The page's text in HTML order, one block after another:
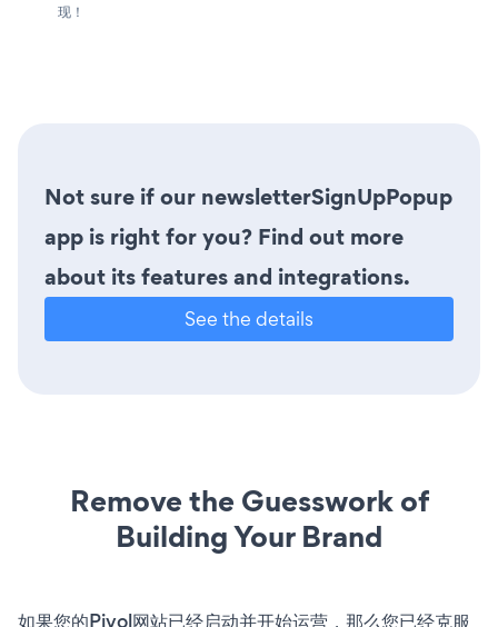
现！
Not sure if our newsletterSignUpPopup
app is right for you? Find out more
about its features and integrations.
See the details
Remove the Guesswork of
Building Your Brand
如果您的Pivol网站已经启动并开始运营，那么您已经克服